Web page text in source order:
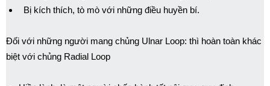
Bị kích thích, tò mò với những điều huyền bí.
Đối với những người mang chủng Ulnar Loop: thì hoàn toàn khác
biệt với chủng Radial Loop